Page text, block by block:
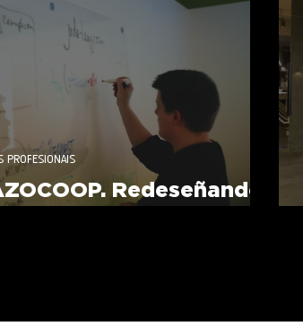
Redeseñando
PROFESIONAIS